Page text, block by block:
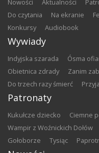
nowości aktualności
do czytania
na ekranie
konkursy
audiobook
Wywiady
Indyjska szarada Ósma
Obietnica zdrady
Zanim
Do trzech razy śmierć
Patronaty
Kukułcze dziecko Ciemne
Wampir z Woźnickich Dołów
Gołoborze
Tysiąc